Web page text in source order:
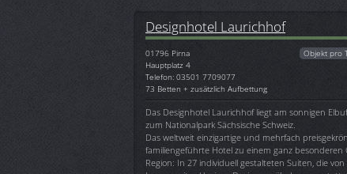
Designhotel Laurichhof
01796 Pirna
Hauptplatz 4
Telefon: 03501 7709077
73 Betten + zusätzlich Aufbettung
Objekt pro
Das Designhotel Laurichhof liegt am sonnigen
zum Nationalpark Sächsische Schweiz.
Das weltweit einzigartige und mehrfach
familiengeführte Hotel zu einem ganz
Region: In 27 individuell gestalteten Suiten, die